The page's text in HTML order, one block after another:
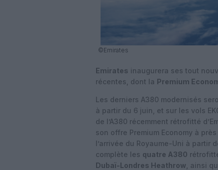
©Emirates
Emirates inaugurera ses tout
récentes, dont la Premium
Les derniers A380 modernisés
à partir du 6 juin, et sur les vols
de l’A380 récemment rétrofitté
son offre Premium Economy à
l’arrivée du Royaume-Uni à partir
complète les quatre A380
Dubaï-Londres Heathrow , ainsi